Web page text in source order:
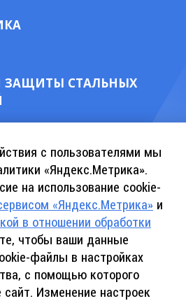
ЗАЩИТЫ СТАЛЬНЫХ
KEBU CRANE
КАТАЛОГ INSLIFT
с пользователями мы
«Яндекс.Метрика».
на использование cookie-
«Яндекс.Метрика» и
в отношении обработки
чтобы ваши данные
файлы в настройках
с помощью которого
Изменение настроек